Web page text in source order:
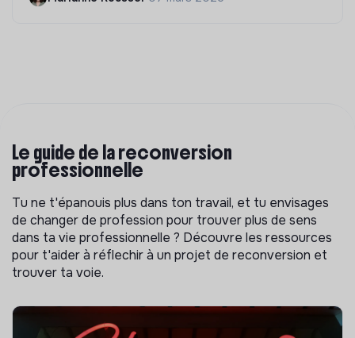
Le guide de la reconversion
professionnelle
Tu ne t'épanouis plus dans ton travail, et tu envisages
de changer de profession pour trouver plus de sens
dans ta vie professionnelle ? Découvre les ressources
pour t'aider à réflechir à un projet de reconversion et
trouver ta voie.